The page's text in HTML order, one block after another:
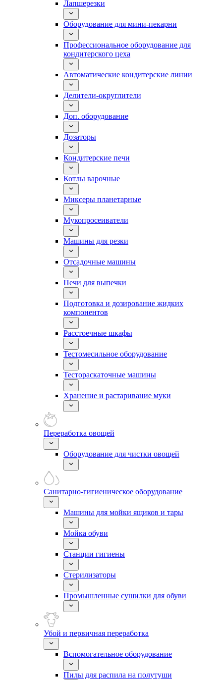
Лапшерезки
Оборудование для мини-пекарни
Профессиональное оборудование для
кондитерского цеха
Автоматические кондитерские линии
Делители-округлители
Доп. оборудование
Дозаторы
Кондитерские печи
Котлы варочные
Миксеры планетарные
Мукопросеиватели
Машины для резки
Отсадочные машины
Печи для выпечки
Подготовка и дозирование жидких
компонентов
Расстоечные шкафы
Тестомесильное оборудование
Тестораскаточные машины
Хранение и растаривание муки
Переработка овощей
Оборудование для чистки овощей
Санитарно-гигиеническое оборудование
Машины для мойки ящиков и тары
Мойка обуви
Станции гигиены
Стерилизаторы
Промышленные сушилки для обуви
Убой и первичная переработка
Вспомогательное оборудование
Пилы для распила на полутуши